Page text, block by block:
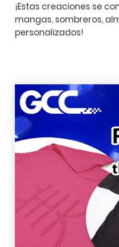
¡Estas creaciones se
mangas, sombreros,
personalizados!